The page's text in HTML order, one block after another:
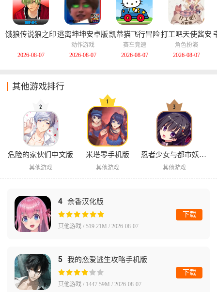
饿狼传说狼之印
2026-08-07
逃离坤坤安卓版
动作游戏
2026-08-07
凯蒂猫飞行冒险
中文版
赛车竞速
2026-08-07
打工吧天使酱安
卓版
角色扮演
2026-08-07
其他游戏排行
危险的家伙们中文版
其他游戏
米塔零手机版
其他游戏
忍者少女与都市妖团手机版
其他游戏
4 余香汉化版
其他游戏 / 519.21M / 2026-08-07
下载
5 我的恋爱逃生攻略手机版
其他游戏 / 1447.59M / 2026-08-07
下载